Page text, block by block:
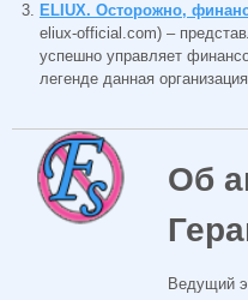
ELIUX. Осторожно,
eliux-official.com) –
успешно управляет
легенде данная
Об
Ведущий